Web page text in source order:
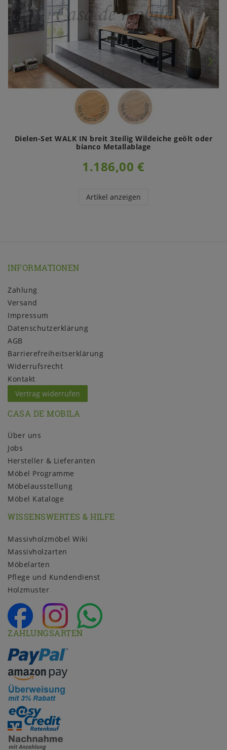
Dielen-Set WALK IN breit 3teilig Wildeiche geölt oder
bianco Metallablage
1.186,00 €
Artikel anzeigen
INFORMATIONEN
Zahlung
Versand
Impressum
Daten­schutz­erklärung
AGB
Barrierefreiheitserklärung
Widerrufs­recht
Kontakt
Vertrag widerrufen
CASA DE MOBILA
Über uns
Jobs
Hersteller & Lieferanten
Möbel Programme
Möbelausstellung
Möbel Kataloge
WISSENSWERTES & HILFE
Massivholzmöbel Wiki
Massivholzarten
Möbelarten
Pflege und Kundendienst
Holzmuster
ZAHLUNGSARTEN